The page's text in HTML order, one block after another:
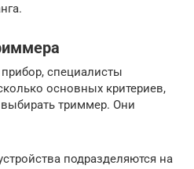
специалисты
основных критериев,
триммер. Они
подразделяются на